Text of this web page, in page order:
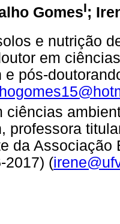
GomesI;
e nutrição
em
e pós-
ciências
professora
da Associação
2017) (